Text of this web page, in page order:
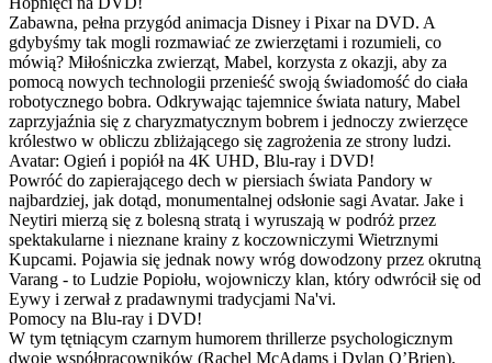
Zabawna, pełna przygód animacja Disney i Pixar na DVD. A
gdybyśmy tak mogli rozmawiać ze zwierzętami i rozumieli, co
mówią? Miłośniczka zwierząt, Mabel, korzysta z okazji, aby za
pomocą nowych technologii przenieść swoją świadomość do ciała
robotycznego bobra. Odkrywając tajemnice świata natury, Mabel
zaprzyjaźnia się z charyzmatycznym bobrem i jednoczy zwierzęce
królestwo w obliczu zbliżającego się zagrożenia ze strony ludzi.
Avatar: Ogień i popiół na 4K UHD, Blu-ray i DVD!
Powróć do zapierającego dech w piersiach świata Pandory w
najbardziej, jak dotąd, monumentalnej odsłonie sagi Avatar. Jake i
Neytiri mierzą się z bolesną stratą i wyruszają w podróż przez
spektakularne i nieznane krainy z koczowniczymi Wietrznymi
Kupcami. Pojawia się jednak nowy wróg dowodzony przez okrutną
Varang - to Ludzie Popiołu, wojowniczy klan, który odwrócił się od
Eywy i zerwał z pradawnymi tradycjami Na'vi.
Pomocy na Blu-ray i DVD!
W tym tętniącym czarnym humorem thrillerze psychologicznym
dwoje współpracowników (Rachel McAdams i Dylan O’Brien),